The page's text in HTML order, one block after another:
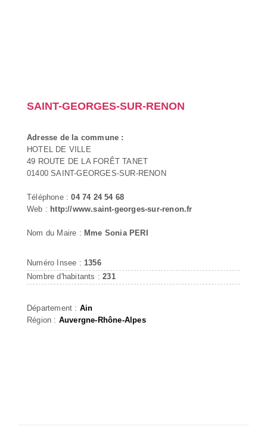
SAINT-GEORGES-SUR-RENON
Adresse de la commune :
HOTEL DE VILLE
49 ROUTE DE LA FORÊT TANET
01400 SAINT-GEORGES-SUR-RENON
Téléphone :04 74 24 54 68
Web : http://www.saint-georges-sur-renon.fr
Nom du Maire : Mme Sonia PERI
Numéro Insee : 1356
Nombre d'habitants :231
Département : Ain
Région : Auvergne-Rhône-Alpes